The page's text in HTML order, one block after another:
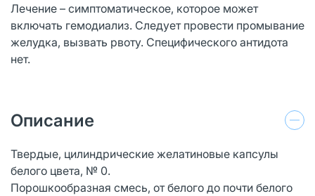
Лечение – симптоматическое, которое может
включать гемодиализ. Следует провести промывание
желудка, вызвать рвоту. Специфического антидота
нет.
Описание
Твердые, цилиндрические желатиновые капсулы
белого цвета, № 0.
Порошкообразная смесь, от белого до почти белого